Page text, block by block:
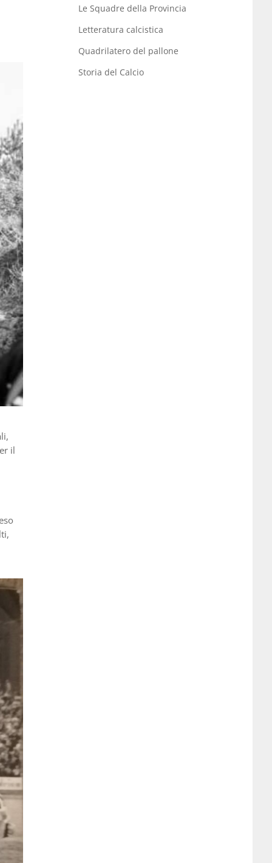
il
Le Squadre della Provincia
Letteratura calcistica
Quadrilatero del pallone
Storia del Calcio